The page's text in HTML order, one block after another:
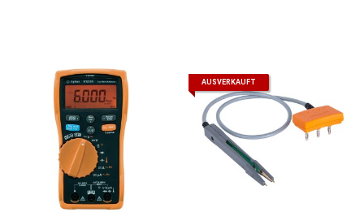
AUSVERKAUFT